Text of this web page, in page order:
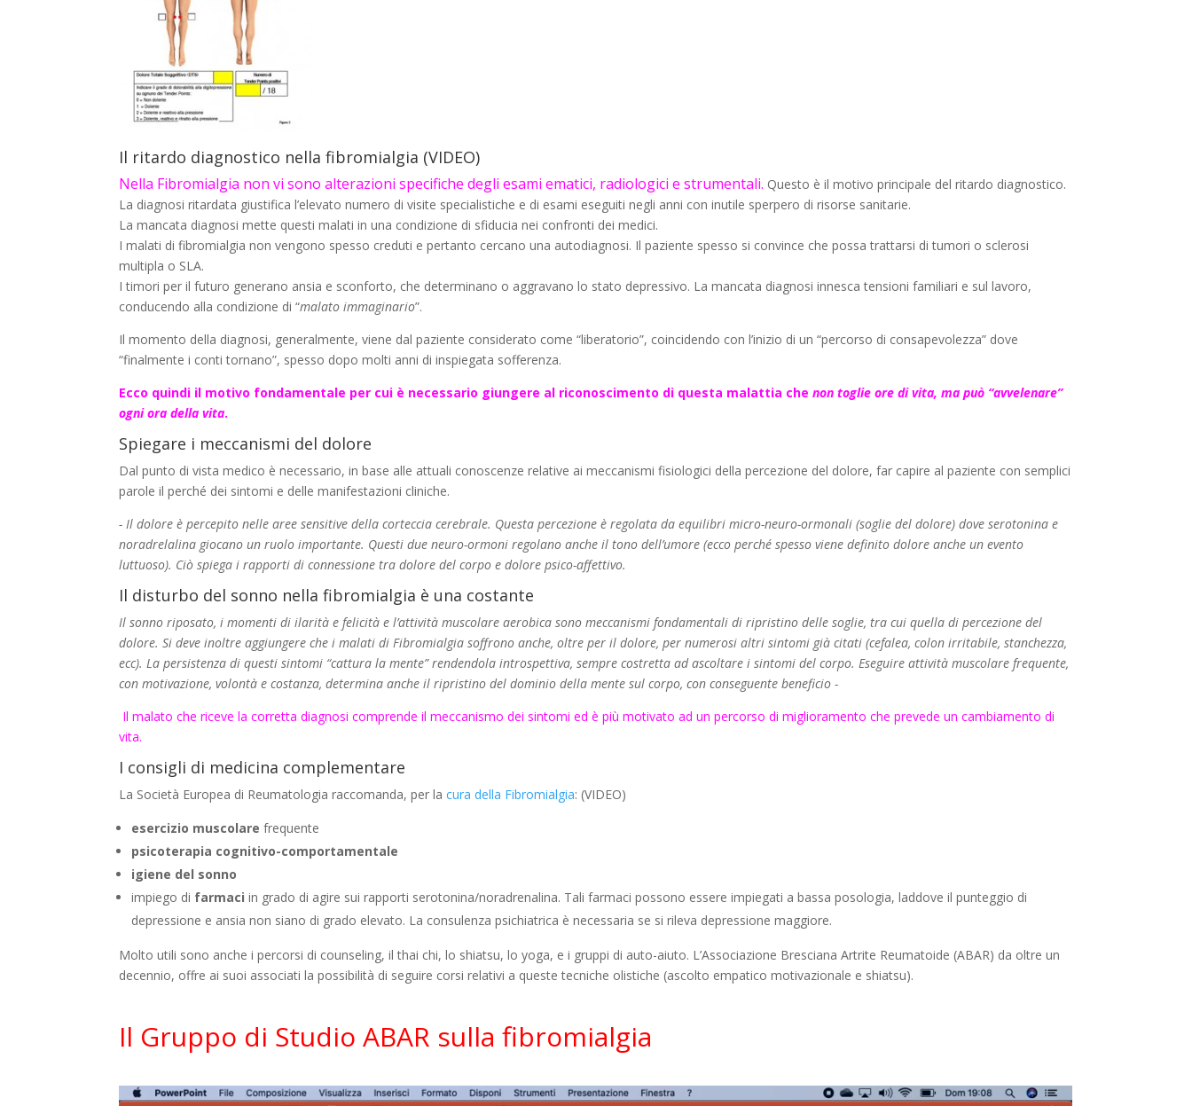
Il ritardo diagnostico nella fibromialgia (VIDEO)
Nella Fibromialgia non vi sono alterazioni specifiche degli esami ematici, radiologici e strumentali. Questo è il motivo principale del ritardo diagnostico.
La diagnosi ritardata giustifica l’elevato numero di visite specialistiche e di esami eseguiti negli anni con inutile sperpero di risorse sanitarie.
La mancata diagnosi mette questi malati in una condizione di sfiducia nei confronti dei medici.
I malati di fibromialgia non vengono spesso creduti e pertanto cercano una autodiagnosi. Il paziente spesso si convince che possa trattarsi di tumori o sclerosi
multipla o SLA.
I timori per il futuro generano ansia e sconforto, che determinano o aggravano lo stato depressivo. La mancata diagnosi innesca tensioni familiari e sul lavoro,
conducendo alla condizione di “malato immaginario”.
Il momento della diagnosi, generalmente, viene dal paziente considerato come “liberatorio”, coincidendo con l’inizio di un “percorso di consapevolezza” dove
“finalmente i conti tornano”, spesso dopo molti anni di inspiegata sofferenza.
Ecco quindi il motivo fondamentale per cui è necessario giungere al riconoscimento di questa malattia chenon toglie ore di vita, ma può “avvelenare”
ogni ora della vita.
Spiegare i meccanismi del dolore
Dal punto di vista medico è necessario, in base alle attuali conoscenze relative ai meccanismi fisiologici della percezione del dolore, far capire al paziente con semplici
parole il perché dei sintomi e delle manifestazioni cliniche.
- Il dolore è percepito nelle aree sensitive della corteccia cerebrale. Questa percezione è regolata da equilibri micro-neuro-ormonali (soglie del dolore) dove serotonina e
noradrelalina giocano un ruolo importante. Questi due neuro-ormoni regolano anche il tono dell’umore (ecco perché spesso viene definito dolore anche un evento
luttuoso). Ciò spiega i rapporti di connessione tra dolore del corpo e dolore psico-affettivo.
Il disturbo del sonno nella fibromialgia è una costante
Il sonnoriposato, i momenti di ilarità e felicità e l’attività muscolare aerobica sono meccanismi fondamentali di ripristino delle soglie, tra cui quella di percezione del
dolore. Si deve inoltre aggiungere che i malati di Fibromialgia soffrono anche, oltre per il dolore, per numerosi altri sintomi già citati (cefalea, colon irritabile, stanchezza,
ecc). La persistenza di questi sintomi “cattura la mente” rendendola introspettiva, sempre costretta ad ascoltare i sintomi del corpo. Eseguire attività muscolare frequente,
con motivazione, volontà e costanza, determina anche il ripristino del dominio della mente sul corpo, con conseguente beneficio -
Il malato che riceve la corretta diagnosi comprende il meccanismo dei sintomi ed è più motivato ad un percorso di miglioramento che prevede un cambiamento di
vita.
I consigli di medicina complementare
La Società Europea di Reumatologia raccomanda, per lacura della Fibromialgia: (VIDEO)
esercizio muscolare frequente
psicoterapia cognitivo-comportamentale
igiene del sonno
impiego di farmaci in grado di agire sui rapporti serotonina/noradrenalina. Tali farmaci possono essere impiegati a bassa posologia, laddove il punteggio di
depressione e ansia non siano di grado elevato. La consulenza psichiatrica è necessaria se si rileva depressione maggiore.
Molto utili sono anche i percorsi di counseling, il thai chi, lo shiatsu, lo yoga, e i gruppi di auto-aiuto. L’Associazione Bresciana Artrite Reumatoide (ABAR) da oltre un
decennio, offre ai suoi associati la possibilità di seguire corsi relativi a queste tecniche olistiche (ascolto empatico motivazionale e shiatsu).
Il Gruppo di Studio ABAR sulla fibromialgia